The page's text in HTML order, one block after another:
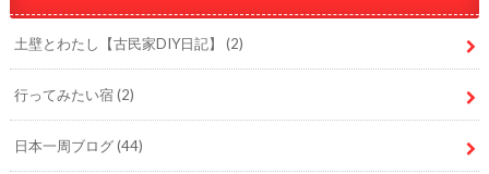
土壁とわたし【古民家DIY日記】 (2)
行ってみたい宿(2)
日本一周ブログ(44)